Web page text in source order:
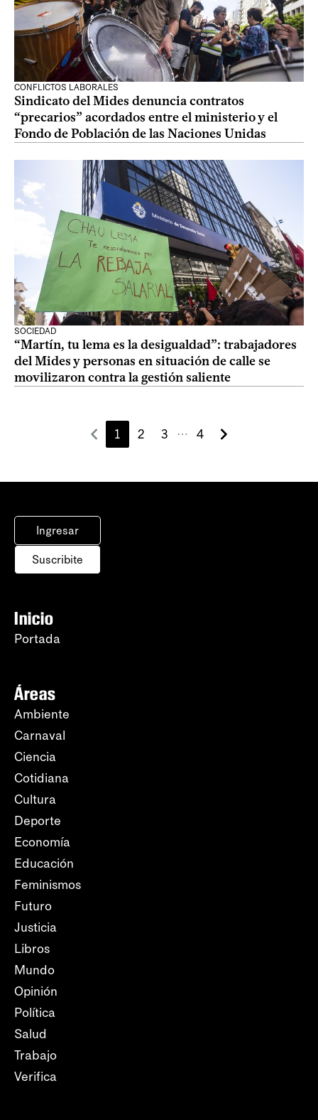
CONFLICTOS LABORALES
Sindicato del Mides denuncia contratos
“precarios” acordados entre el ministerio y el
Fondo de Población de las Naciones Unidas
SOCIEDAD
“Martín, tu lema es la desigualdad”: trabajadores
del Mides y personas en situación de calle se
movilizaron contra la gestión saliente
1 2 3 ⋯ 4
Ingresar
Suscribite
Inicio
Portada
Áreas
Ambiente
Carnaval
Ciencia
Cotidiana
Cultura
Deporte
Economía
Educación
Feminismos
Futuro
Justicia
Libros
Mundo
Opinión
Política
Salud
Trabajo
Verifica